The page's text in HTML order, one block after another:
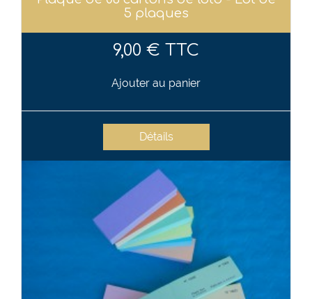
5 plaques
9,00 € TTC
Ajouter au panier
Détails